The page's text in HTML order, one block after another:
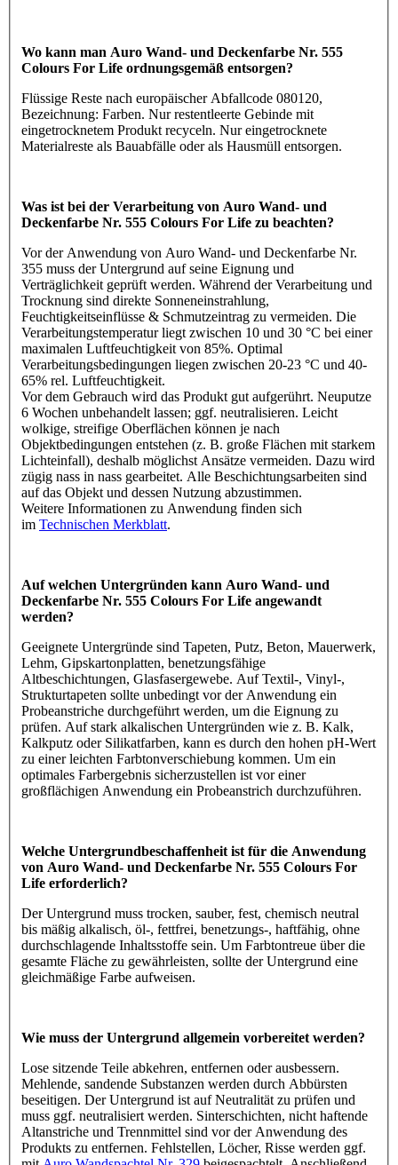
Wo kann man Auro Wand- und Deckenfarbe Nr. 555
Colours For Life ordnungsgemäß entsorgen?
Flüssige Reste nach europäischer Abfallcode 080120,
Bezeichnung: Farben. Nur restentleerte Gebinde mit
eingetrocknetem Produkt recyceln. Nur eingetrocknete
Materialreste als Bauabfälle oder als Hausmüll entsorgen.
Was ist bei der Verarbeitung von Auro Wand- und
Deckenfarbe Nr. 555 Colours For Life zu beachten?
Vor der Anwendung von Auro Wand- und Deckenfarbe Nr.
355 muss der Untergrund auf seine Eignung und
Verträglichkeit geprüft werden. Während der Verarbeitung und
Trocknung sind direkte Sonneneinstrahlung,
Feuchtigkeitseinflüsse & Schmutzeintrag zu vermeiden. Die
Verarbeitungstemperatur liegt zwischen 10 und 30 °C bei einer
maximalen Luftfeuchtigkeit von 85%. Optimal
Verarbeitungsbedingungen liegen zwischen 20-23 °C und 40-
65% rel. Luftfeuchtigkeit.
Vor dem Gebrauch wird das Produkt gut aufgerührt. Neuputze
6 Wochen unbehandelt lassen; ggf. neutralisieren. Leicht
wolkige, streifige Oberflächen können je nach
Objektbedingungen entstehen (z. B. große Flächen mit starkem
Lichteinfall), deshalb möglichst Ansätze vermeiden. Dazu wird
zügig nass in nass gearbeitet. Alle Beschichtungsarbeiten sind
auf das Objekt und dessen Nutzung abzustimmen.
Weitere Informationen zu Anwendung finden sich
im Technischen Merkblatt.
Auf welchen Untergründen kann Auro Wand- und
Deckenfarbe Nr. 555 Colours For Life angewandt
werden?
Geeignete Untergründe sind Tapeten, Putz, Beton, Mauerwerk,
Lehm, Gipskartonplatten, benetzungsfähige
Altbeschichtungen, Glasfasergewebe. Auf Textil-, Vinyl-,
Strukturtapeten sollte unbedingt vor der Anwendung ein
Probeanstriche durchgeführt werden, um die Eignung zu
prüfen. Auf stark alkalischen Untergründen wie z. B. Kalk,
Kalkputz oder Silikatfarben, kann es durch den hohen pH-Wert
zu einer leichten Farbtonverschiebung kommen. Um ein
optimales Farbergebnis sicherzustellen ist vor einer
großflächigen Anwendung ein Probeanstrich durchzuführen.
Welche Untergrundbeschaffenheit ist für die Anwendung
von Auro Wand- und Deckenfarbe Nr. 555 Colours For
Life erforderlich?
Der Untergrund muss trocken, sauber, fest, chemisch neutral
bis mäßig alkalisch, öl-, fettfrei, benetzungs-, haftfähig, ohne
durchschlagende Inhaltsstoffe sein. Um Farbtontreue über die
gesamte Fläche zu gewährleisten, sollte der Untergrund eine
gleichmäßige Farbe aufweisen.
Wie muss der Untergrund allgemein vorbereitet werden?
Lose sitzende Teile abkehren, entfernen oder ausbessern.
Mehlende, sandende Substanzen werden durch Abbürsten
beseitigen. Der Untergrund ist auf Neutralität zu prüfen und
muss ggf. neutralisiert werden. Sinterschichten, nicht haftende
Altanstriche und Trennmittel sind vor der Anwendung des
Produkts zu entfernen. Fehlstellen, Löcher, Risse werden ggf.